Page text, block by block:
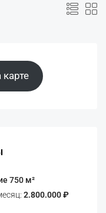
750 м²
2.800.000 ₽